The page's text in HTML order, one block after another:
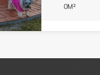
construída
0M²